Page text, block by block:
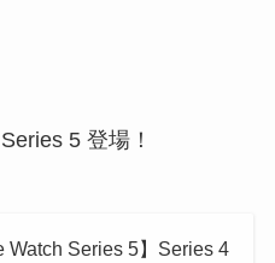
5 登場！
Watch Series 5】Series 4